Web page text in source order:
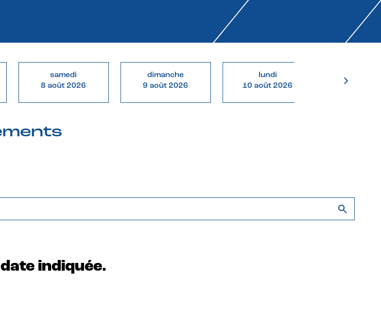
samedi
8 août 2026
dimanche
9 août 2026
lundi
10 août 2026
11 août
indiquée.